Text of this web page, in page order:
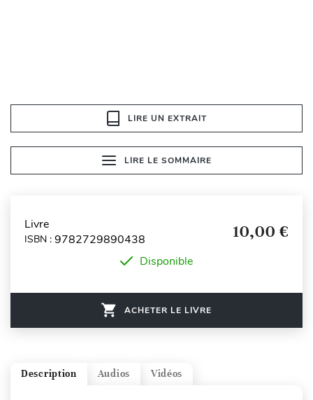
LIRE UN EXTRAIT
LIRE LE SOMMAIRE
Livre
ISBN : 9782729890438 10,00 €
Disponible
ACHETER LE LIVRE
Vidéos
Audios
Description